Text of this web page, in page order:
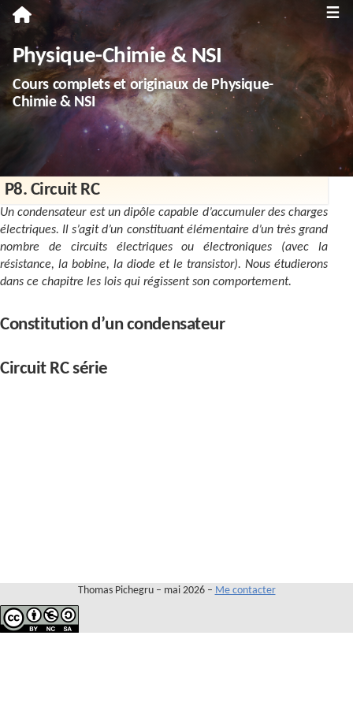
≡
Première
Spécialité Physique-Chimie
Enseignement scientifique
Spécialité Physique-Chimie
Spécialité NSI
Enseignement scientifique
Troisième
Annales
Divers
Physique-Chimie & NSI
Cours complets et originaux de Physique-
Chimie & NSI
P8. Circuit RC
Un condensateur est un dipôle capable d’accumuler des charges
électriques. Il s’agit d’un constituant élémentaire d’un très grand
nombre de circuits électriques ou électroniques (avec la
résistance, la bobine, la diode et le transistor). Nous étudierons
dans ce chapitre les lois qui régissent son comportement.
Constitution d’un condensateur
Circuit RC série
Thomas Pichegru – mai 2026 – Me contacter